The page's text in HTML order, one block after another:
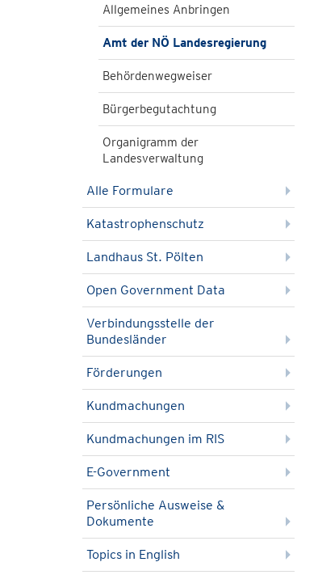
Allgemeines Anbringen
Amt der NÖ Landesregierung
Behördenwegweiser
Bürgerbegutachtung
Organigramm der
Landesverwaltung
Alle Formulare
Katastrophenschutz
Landhaus St. Pölten
Open Government Data
Verbindungsstelle der
Bundesländer
Förderungen
Kundmachungen
Kundmachungen im RIS
E-Government
Persönliche Ausweise &
Dokumente
Topics in English